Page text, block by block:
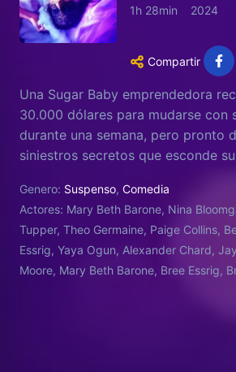
1h 28min 2024
Compartir
Una Sugar Baby emprendedora
30.000 dólares para mudarse con
durante una semana, pero pronto
siniestros secretos que esconde
Genero: Suspenso, Comedia
Actores: Mary Beth Barone, Nina
Tupper, Theo Germaine, Paige Collins,
Essrig, Yaya Ogun, Alexander Chard​,
Moore, Mary Beth Barone, Bree Essrig,